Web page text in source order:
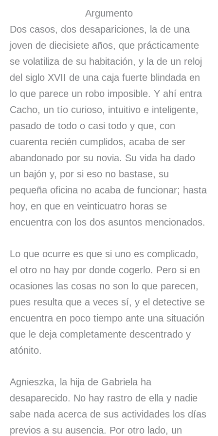
Argumento
Dos casos, dos desapariciones, la de una
joven de diecisiete años, que prácticamente
se volatiliza de su habitación, y la de un reloj
del siglo XVII de una caja fuerte blindada en
lo que parece un robo imposible. Y ahí entra
Cacho, un tío curioso, intuitivo e inteligente,
pasado de todo o casi todo y que, con
cuarenta recién cumplidos, acaba de ser
abandonado por su novia. Su vida ha dado
un bajón y, por si eso no bastase, su
pequeña oficina no acaba de funcionar; hasta
hoy, en que en veinticuatro horas se
encuentra con los dos asuntos mencionados.
Lo que ocurre es que si uno es complicado,
el otro no hay por donde cogerlo. Pero si en
ocasiones las cosas no son lo que parecen,
pues resulta que a veces sí, y el detective se
encuentra en poco tiempo ante una situación
que le deja completamente descentrado y
atónito.
Agnieszka, la hija de Gabriela ha
desaparecido. No hay rastro de ella y nadie
sabe nada acerca de sus actividades los días
previos a su ausencia. Por otro lado, un